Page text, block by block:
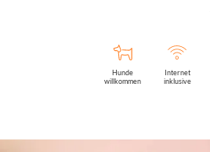
Hunde
willkommen
Internet
inklusive